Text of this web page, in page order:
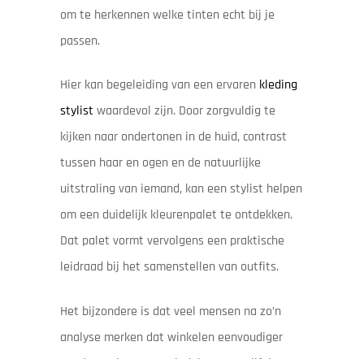
om te herkennen welke tinten echt bij je
passen.
Hier kan begeleiding van een ervaren kleding
stylist waardevol zijn. Door zorgvuldig te
kijken naar ondertonen in de huid, contrast
tussen haar en ogen en de natuurlijke
uitstraling van iemand, kan een stylist helpen
om een duidelijk kleurenpalet te ontdekken.
Dat palet vormt vervolgens een praktische
leidraad bij het samenstellen van outfits.
Het bijzondere is dat veel mensen na zo’n
analyse merken dat winkelen eenvoudiger